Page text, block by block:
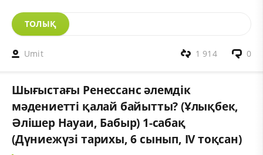
ТОЛЫҚ
Umit 0
1 914
Шығыстағы Ренессанс әлемдік
мәдениетті қалай байытты? (Ұлықбек,
Әлішер Науаи, Бабыр) 1-сабақ
(Дүниежүзі тарихы, 6 сынып, ІV тоқсан)